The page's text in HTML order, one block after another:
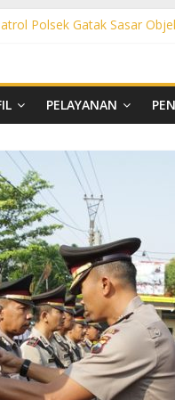
Polsek Gatak Sasar
Polsek Nguter Sasar
Polsek Tawangsari Sisir
PELAYANAN